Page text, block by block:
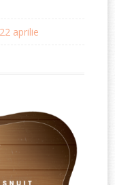
aprilie